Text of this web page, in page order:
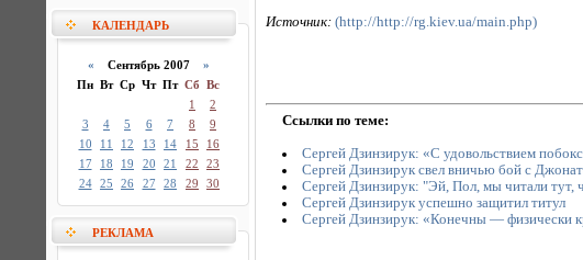
КАЛЕНДАРЬ
« Сентябрь 2007 »
Пн Вт Ср Чт Пт Сб Вс
1
2
3
4 5 6 7 8
9
10
11 12 13 14 15
16
17
18 19 20 21 22
23
24
25 26 27 28 29 30
РЕКЛАМА
Источник: (http://http://rg.kiev.ua/main.php)
Ссылки по теме:
Сергей Дзинзирук: «С удовольствием
Сергей Дзинзирук свел вничью бой с
Сергей Дзинзирук: "Эй, Пол, мы читали тут,
Сергей Дзинзирук успешно защитил титул
Сергей Дзинзирук: «Конечны — физически